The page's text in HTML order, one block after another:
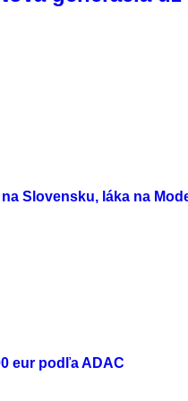
Slovensku, láka na
eur podľa ADAC